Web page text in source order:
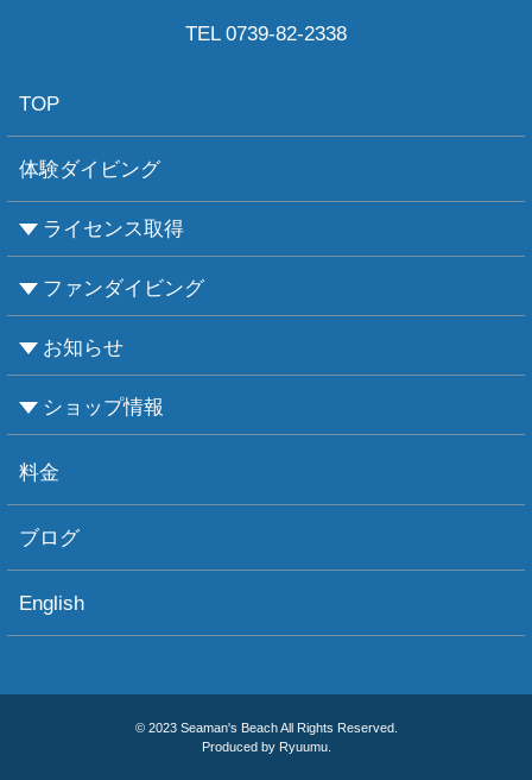
TEL 0739-82-2338
TOP
体験ダイビング
ライセンス取得
CMASについて
PADIについて
Ｃカードライセンス取得
レベルアップCMAS
レベルアップPADI
インストラクターコース
エンリッチド・エア・ナイトロックス講習
ファンダイビング
ビーチダイビング
ボートダイビング
セルフダイビング
レンタル器材
お知らせ
お知らせ
お天気情報
フォトグラフィ
ツアー情報
ショップ情報
ショップ情報
アクセス
ダイビングポイント
ショップボート「かもめ」
スタッフ紹介
宿泊施設
リンク集
お問い合わせ
料金
ブログ
English
© 2023 Seaman's Beach All Rights Reserved.
Produced by Ryuumu.